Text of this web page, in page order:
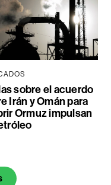
sobre el acuerdo
Irán y Omán para
Ormuz impulsan